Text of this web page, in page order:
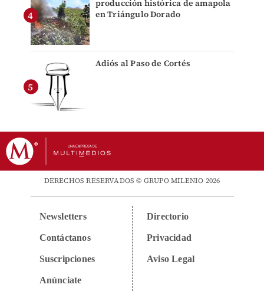
producción histórica de amapola
en Triángulo Dorado
Adiós al Paso de Cortés
DERECHOS RESERVADOS © GRUPO MILENIO 2026
Newsletters
Contáctanos
Suscripciones
Anúnciate
Directorio
Privacidad
Aviso Legal